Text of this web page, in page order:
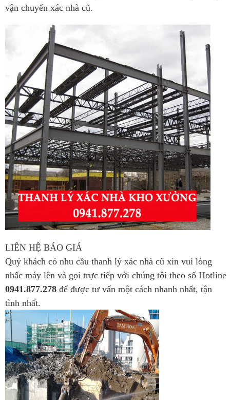
vận chuyển xác nhà cũ.
LIÊN HỆ BÁO GIÁ
Quý khách có nhu cầu thanh lý xác nhà cũ xin vui lòng
nhấc máy lên và gọi trực tiếp với chúng tôi theo số Hotline
0941.877.278 để được tư vấn một cách nhanh nhất, tận
tình nhất.